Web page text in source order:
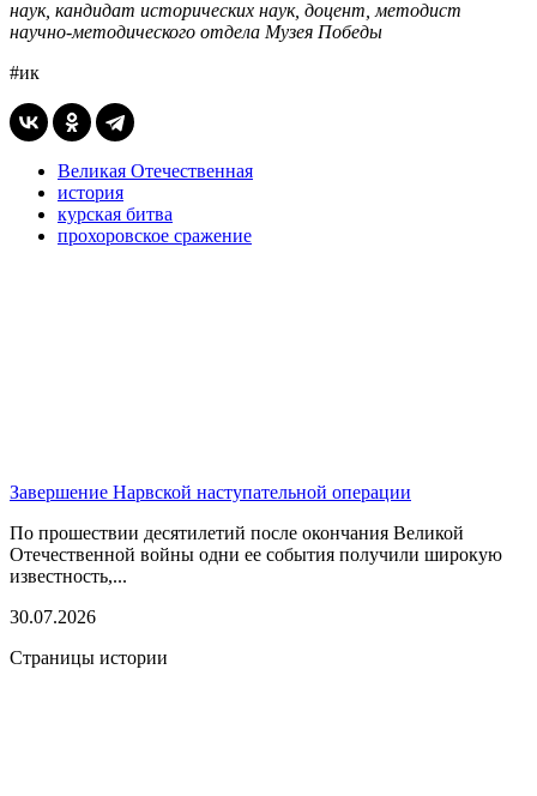
наук, кандидат исторических наук, доцент, методист
научно-методического отдела Музея Победы
#ик
Великая Отечественная
история
курская битва
прохоровское сражение
Завершение Нарвской наступательной операции
По прошествии десятилетий после окончания Великой
Отечественной войны одни ее события получили широкую
известность,...
30.07.2026
Страницы истории